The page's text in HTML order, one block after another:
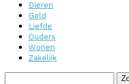
Dieren
Geld
Liefde
Ouders
Wonen
Zakelijk